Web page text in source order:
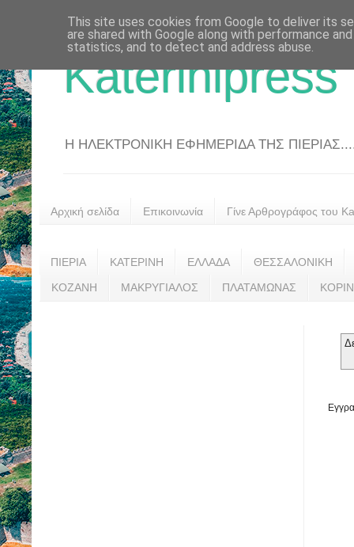
Katerinipress
Η ΗΛΕΚΤΡΟΝΙΚΗ ΕΦΗΜΕΡΙΔΑ ΤΗΣ
Αρχική σελίδα Επικοινωνία Γίνε Αρθρογράφος του
ΠΙΕΡΙΑ ΚΑΤΕΡΙΝΗ ΕΛΛΑΔΑ ΘΕΣΣΑΛΟΝΙΚΗ
ΚΟΖΑΝΗ ΜΑΚΡΥΓΙΑΛΟΣ ΠΛΑΤΑΜΩΝΑΣ
This site uses cookies from Google to deliver its
are shared with Google along with performance
statistics, and to detect and address abuse.